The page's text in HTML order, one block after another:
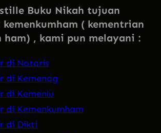
Buku Nikah tujuan
kemenkumham ( kementrian
ham) , kami pun melayani :
di Notaris
di Kemenag
di Kemenlu
di Kemenkumham
di Dikti